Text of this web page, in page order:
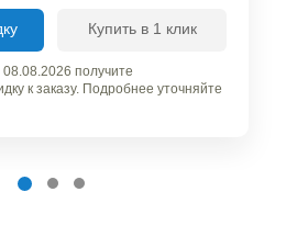
Купить в 1 клик
получите
к заказу. Подробнее уточняйте